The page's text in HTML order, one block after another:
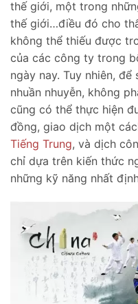
thế giới, một trong
thế giới…điều đó cho
không thể thiếu được
của các công ty trong
ngày nay. Tuy nhiên,
nhuần nhuyễn, không
cũng có thể thực hiện
đồng, giao dịch một
Tiếng Trung, và dịch
chỉ dựa trên kiến thức
những kỹ năng nhất